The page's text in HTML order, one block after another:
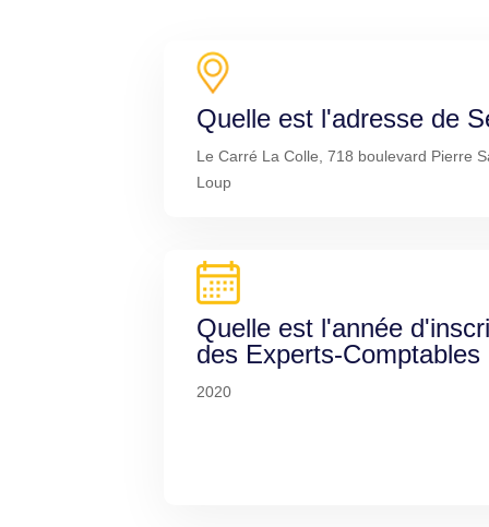
Quelle est l'adresse de
Le Carré La Colle, 718 boulevard Pierre
Loup
Quelle est l'année
des Experts-Comptables
2020